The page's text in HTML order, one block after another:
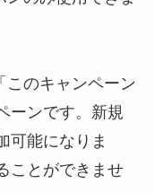
このキャンペーン
ーンです。新規
可能になりま
ことができませ